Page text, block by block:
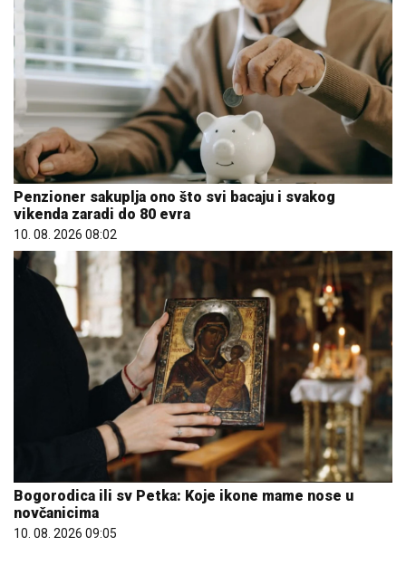
Penzioner sakuplja ono što svi bacaju i svakog
vikenda zaradi do 80 evra
10. 08. 2026 08:02
Bogorodica ili sv Petka: Koje ikone mame nose u
novčanicima
10. 08. 2026 09:05